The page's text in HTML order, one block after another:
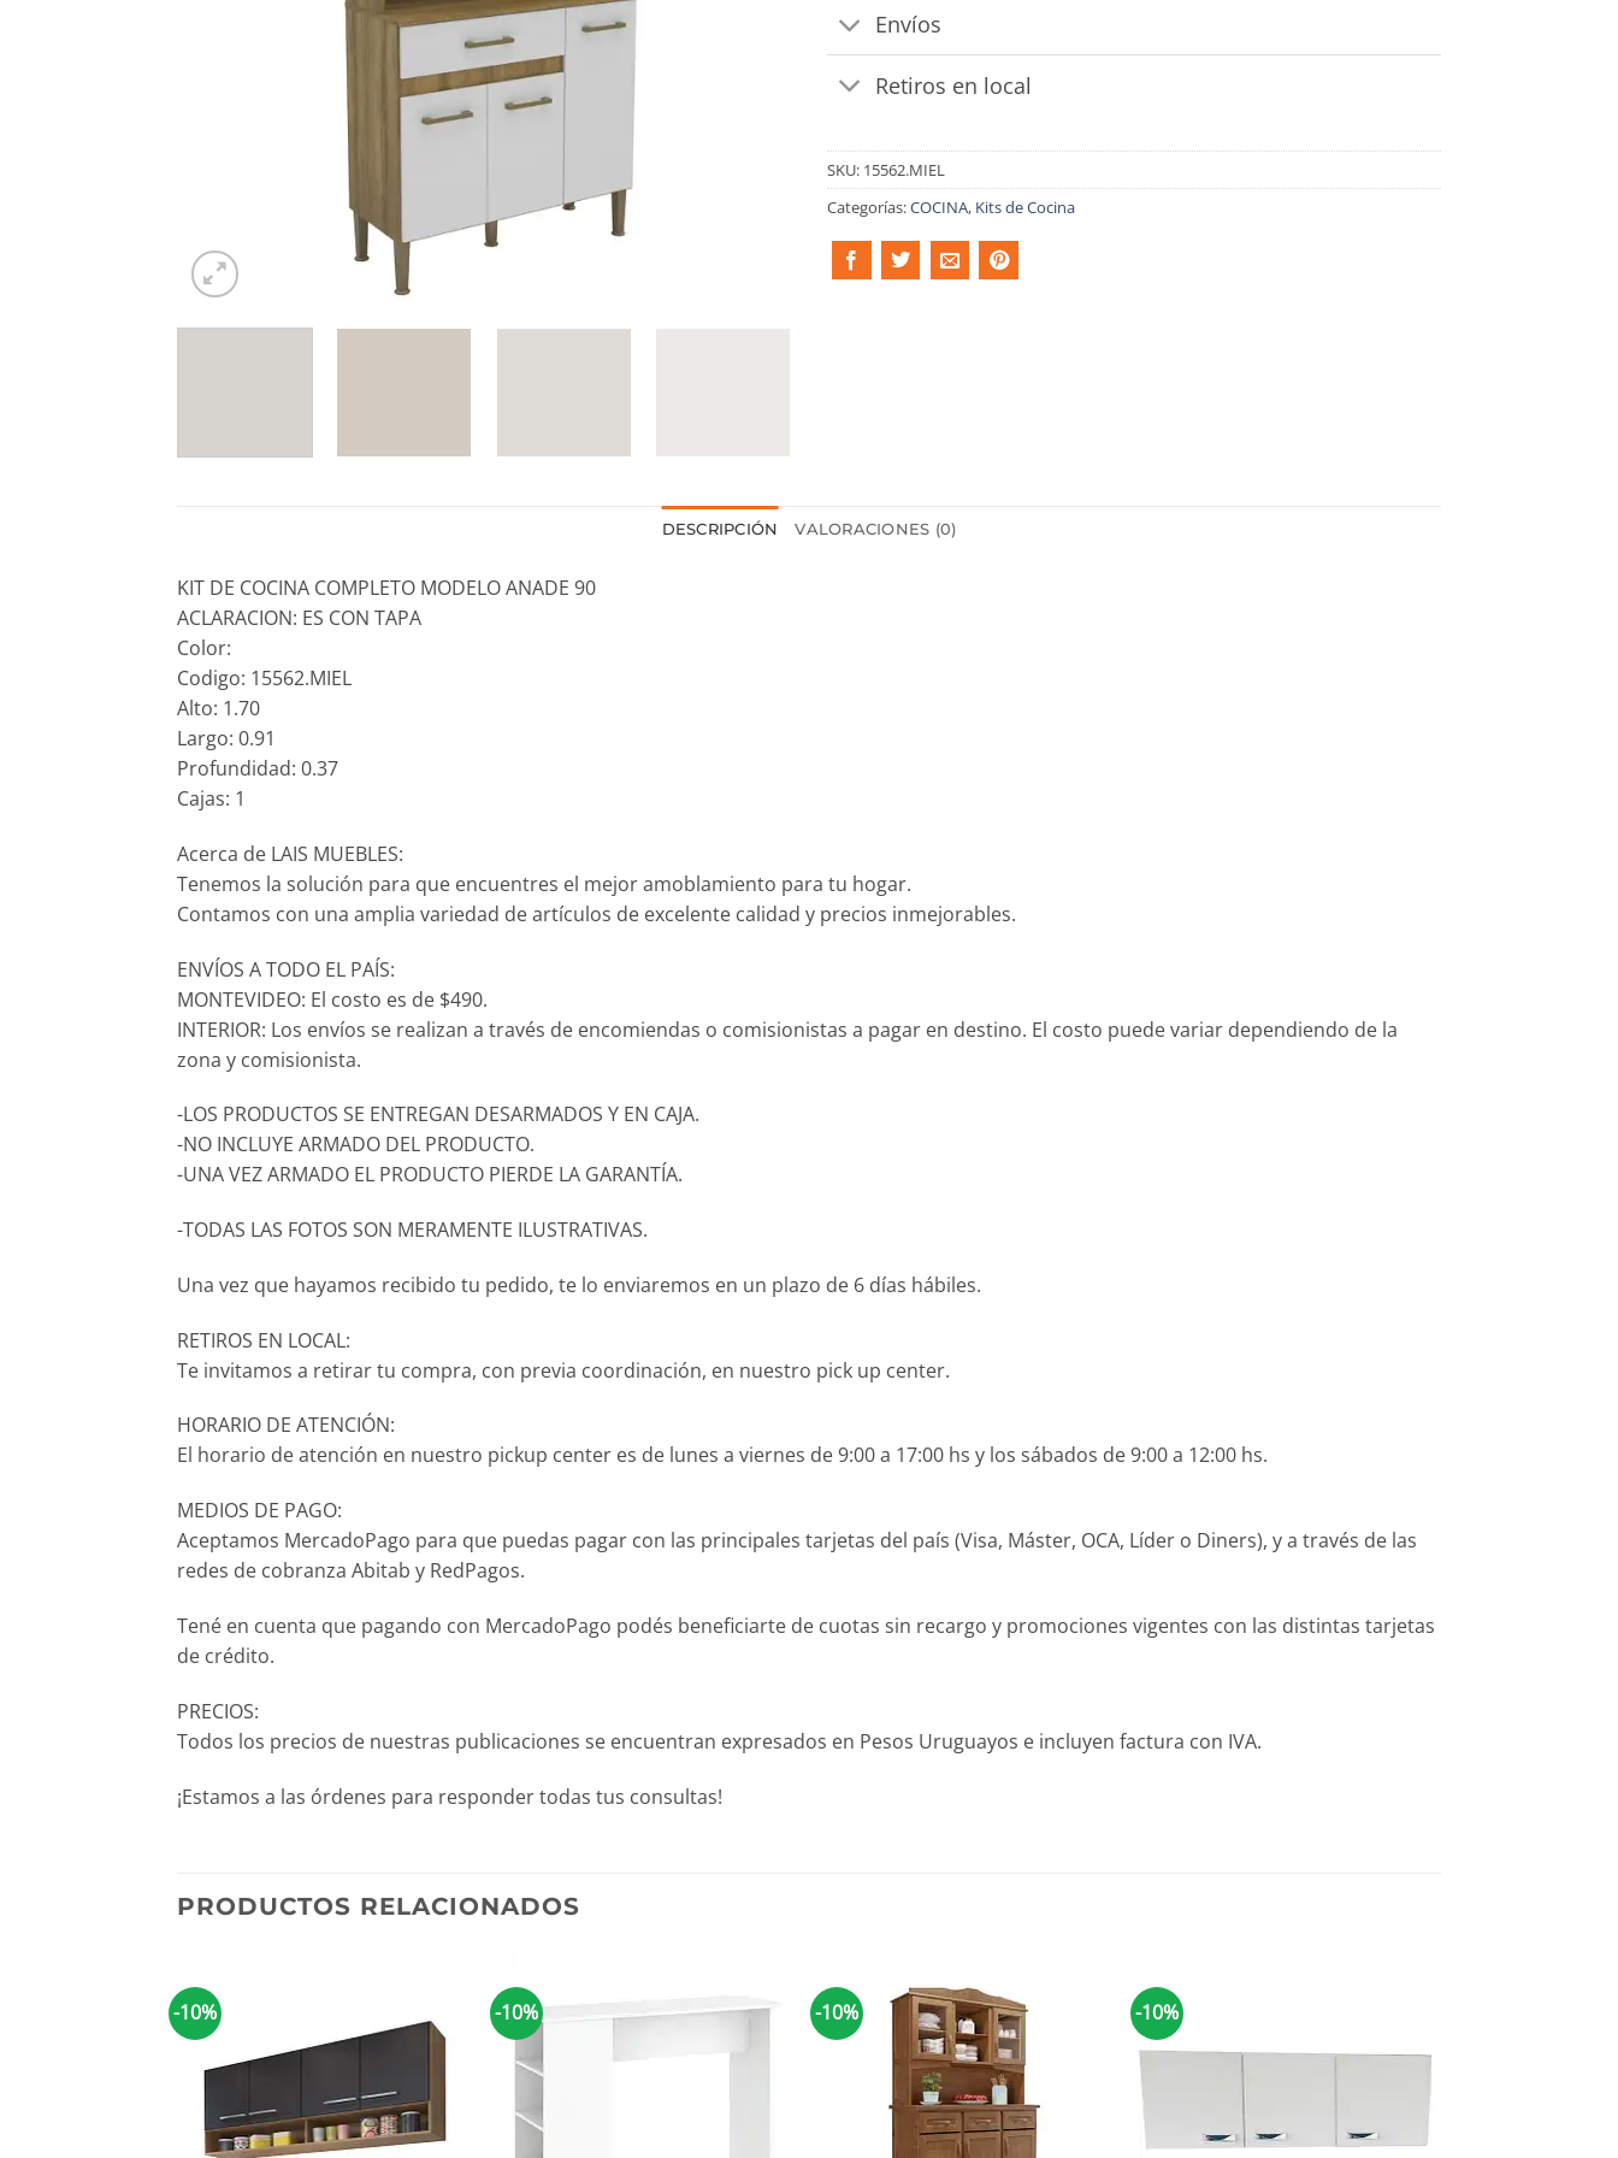
Envíos
Retiros en local
SKU: 15562.MIEL
Categorías:COCINA, Kits de Cocina
DESCRIPCIÓN VALORACIONES (0)
KIT DE COCINA COMPLETO MODELO ANADE 90
ACLARACION: ES CON TAPA
Color:
Codigo: 15562.MIEL
Alto: 1.70
Largo: 0.91
Profundidad: 0.37
Cajas: 1
Acerca de LAIS MUEBLES:
Tenemos la solución para que encuentres el mejor amoblamiento para tu hogar.
Contamos con una amplia variedad de artículos de excelente calidad y precios inmejorables.
ENVÍOS A TODO EL PAÍS:
MONTEVIDEO: El costo es de $490.
INTERIOR: Los envíos se realizan a través de encomiendas o comisionistas a pagar en destino. El costo puede variar dependiendo de la
zona y comisionista.
-LOS PRODUCTOS SE ENTREGAN DESARMADOS Y EN CAJA.
-NO INCLUYE ARMADO DEL PRODUCTO.
-UNA VEZ ARMADO EL PRODUCTO PIERDE LA GARANTÍA.
-TODAS LAS FOTOS SON MERAMENTE ILUSTRATIVAS.
Una vez que hayamos recibido tu pedido, te lo enviaremos en un plazo de 6 días hábiles.
RETIROS EN LOCAL:
Te invitamos a retirar tu compra, con previa coordinación, en nuestro pick up center.
HORARIO DE ATENCIÓN:
El horario de atención en nuestro pickup center es de lunes a viernes de 9:00 a 17:00 hs y los sábados de 9:00 a 12:00 hs.
MEDIOS DE PAGO:
Aceptamos MercadoPago para que puedas pagar con las principales tarjetas del país (Visa, Máster, OCA, Líder o Diners), y a través de las
redes de cobranza Abitab y RedPagos.
Tené en cuenta que pagando con MercadoPago podés beneficiarte de cuotas sin recargo y promociones vigentes con las distintas tarjetas
de crédito.
PRECIOS:
Todos los precios de nuestras publicaciones se encuentran expresados en Pesos Uruguayos e incluyen factura con IVA.
¡Estamos a las órdenes para responder todas tus consultas!
PRODUCTOS RELACIONADOS
-10% -10% -10% -10%